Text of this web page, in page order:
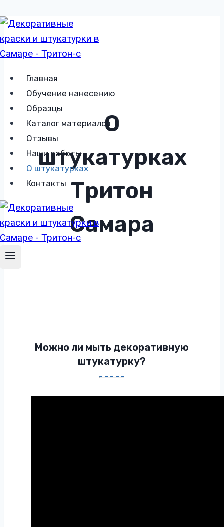
Перейти
к
содержимому
Главная
Обучение нанесению
Образцы
Каталог материалов
Отзывы
Наши работы
О штукатурках
Контакты
О
штукатурках
Тритон
Самара
Можно ли мыть декоративную
штукатурку?